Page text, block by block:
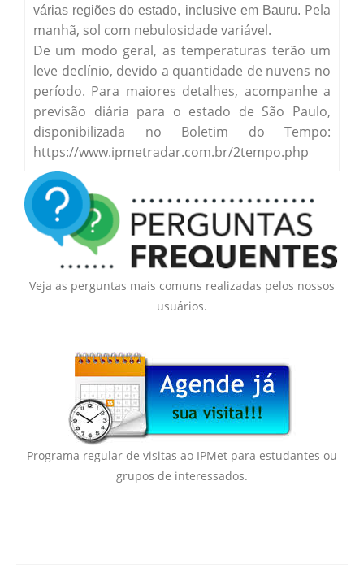
várias regiões do estado, inclusive em Bauru. Pela
manhã, sol com nebulosidade variável.
De um modo geral, as temperaturas terão um
leve declínio, devido a quantidade de nuvens no
período. Para maiores detalhes, acompanhe a
previsão diária para o estado de São Paulo,
disponibilizada no Boletim do Tempo:
https://www.ipmetradar.com.br/2tempo.php
Veja as perguntas mais comuns realizadas pelos nossos
usuários.
Programa regular de visitas ao IPMet para estudantes ou
grupos de interessados.